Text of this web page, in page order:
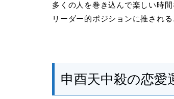
多くの人を巻き込んで楽しい時
リーダー的ポジションに推される
申酉天中殺の恋愛